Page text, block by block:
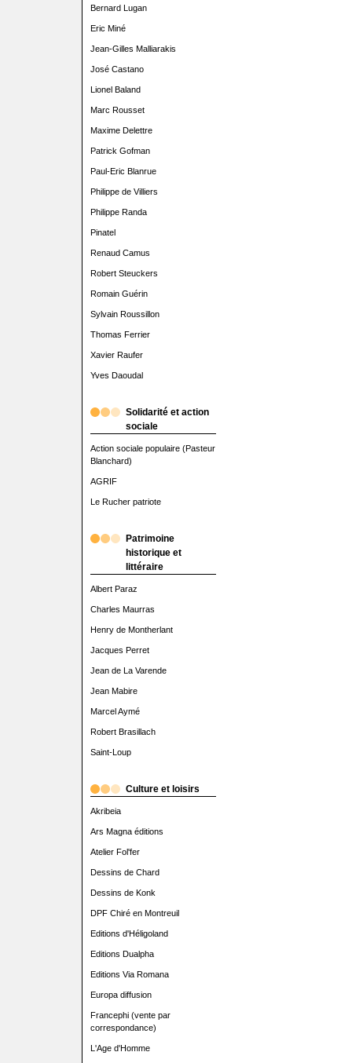
Bernard Lugan
Eric Miné
Jean-Gilles Malliarakis
José Castano
Lionel Baland
Marc Rousset
Maxime Delettre
Patrick Gofman
Paul-Eric Blanrue
Philippe de Villiers
Philippe Randa
Pinatel
Renaud Camus
Robert Steuckers
Romain Guérin
Sylvain Roussillon
Thomas Ferrier
Xavier Raufer
Yves Daoudal
Solidarité et action
sociale
Action sociale populaire (Pasteur
Blanchard)
AGRIF
Le Rucher patriote
Patrimoine
historique et
littéraire
Albert Paraz
Charles Maurras
Henry de Montherlant
Jacques Perret
Jean de La Varende
Jean Mabire
Marcel Aymé
Robert Brasillach
Saint-Loup
Culture et loisirs
Akribeia
Ars Magna éditions
Atelier Fol'fer
Dessins de Chard
Dessins de Konk
DPF Chiré en Montreuil
Editions d'Héligoland
Editions Dualpha
Editions Via Romana
Europa diffusion
Francephi (vente par
correspondance)
L'Age d'Homme